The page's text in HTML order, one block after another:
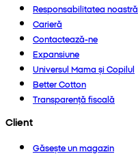
Responsabilitatea noastră
Carieră
Contactează-ne
Expansiune
Universul Mama și Copilul
Better Cotton
Transparență fiscală
Client
Găsește un magazin